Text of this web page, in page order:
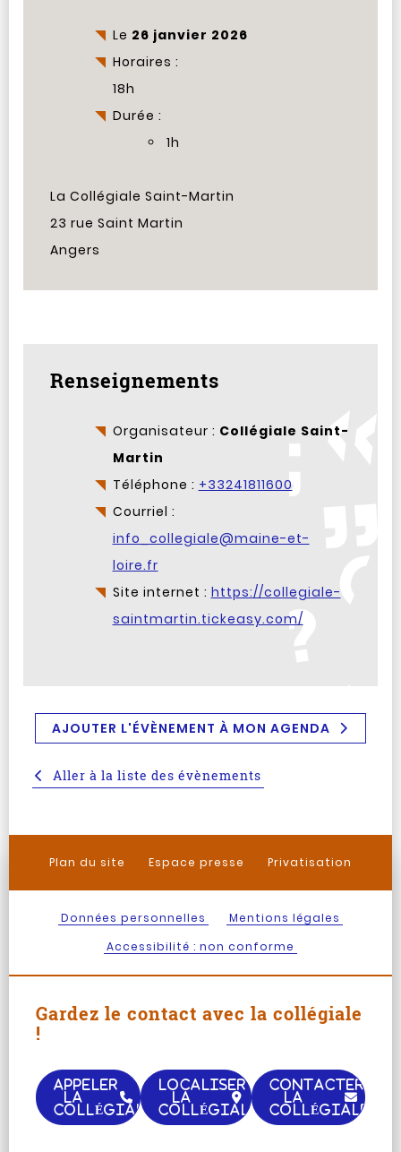
Le 26 janvier 2026
Horaires :
18h
Durée :
1h
La Collégiale Saint-Martin
23 rue Saint Martin
Angers
Renseignements
Organisateur : Collégiale Saint-
Martin
Téléphone : +33241811600
Courriel :
info_collegiale@maine-et-
loire.fr
Site internet : https://collegiale-
saintmartin.tickeasy.com/
AJOUTER L'ÉVÈNEMENT À MON AGENDA
Aller à la liste des évènements
Plan du site Espace presse Privatisation
Données personnelles
Mentions légales
Accessibilité : non conforme
Gardez le contact avec la collégiale
!
APPELER
LA
COLLÉGIALE
LOCALISER
LA
COLLÉGIALE
CONTACTER
LA
COLLÉGIALE